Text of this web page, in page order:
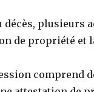
décès, plusieurs
de propriété et
comprend